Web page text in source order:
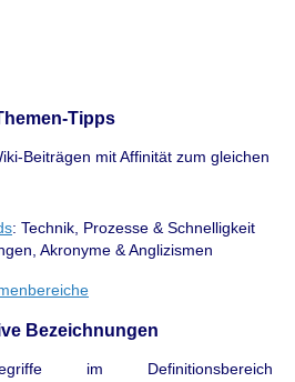
Tipps
Beiträgen mit Affinität zum gleichen
: Technik, Prozesse & Schnelligkeit
Akronyme & Anglizismen
Bezeichnungen
im Definitionsbereich